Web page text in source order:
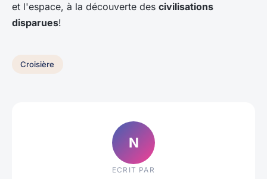
et l'espace, à la découverte des civilisations
disparues!
Croisière
N
ECRIT PAR